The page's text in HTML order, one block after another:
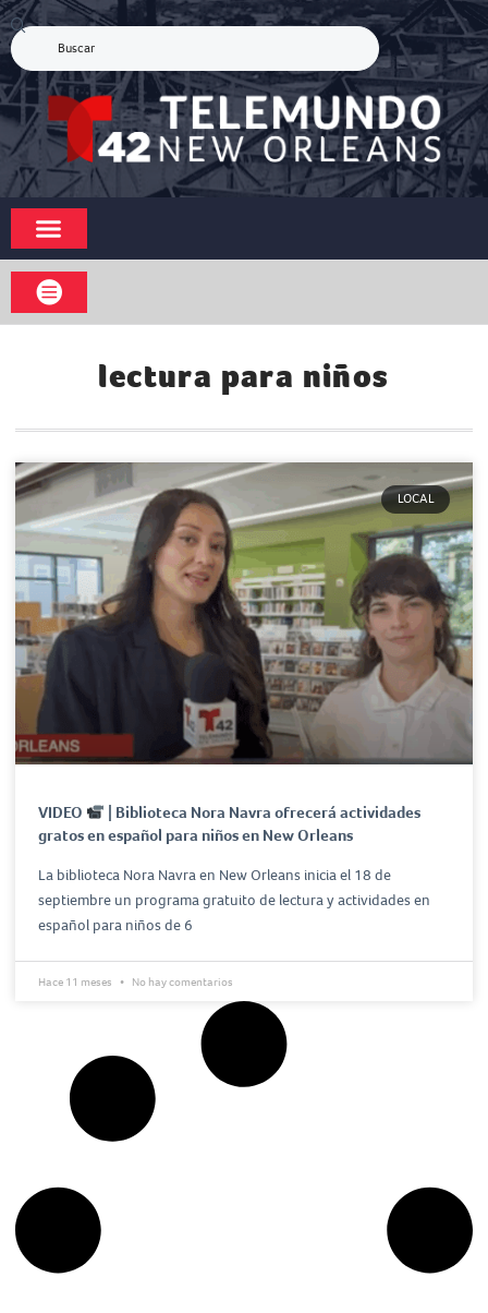
lectura para niños
LOCAL
VIDEO
| Biblioteca Nora Navra ofrecerá actividades
gratos en español para niños en New Orleans
La biblioteca Nora Navra en New Orleans inicia el 18 de
septiembre un programa gratuito de lectura y actividades en
español para niños de 6
Hace 11 meses No hay comentarios